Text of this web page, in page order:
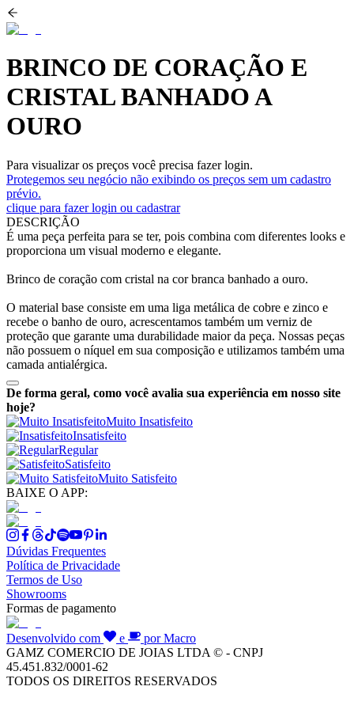
BRINCO DE CORAÇÃO E
CRISTAL BANHADO A
OURO
Para visualizar os preços você precisa fazer login.
Protegemos seu negócio não exibindo os preços sem um cadastro
prévio.
clique para fazer login ou cadastrar
DESCRIÇÃO
É uma peça perfeita para se ter, pois combina com diferentes looks e
proporciona um visual moderno e elegante.
Brinco de coração com cristal na cor branca banhado a ouro.
O material base consiste em uma liga metálica de cobre e zinco e
recebe o banho de ouro, acrescentamos também um verniz de
proteção que garante uma durabilidade maior da peça. Nossas peças
não possuem o níquel em sua composição e utilizamos também uma
camada antialérgica.
De forma geral, como você avalia sua experiência em nosso site
hoje?
Muito Insatisfeito
Insatisfeito
Regular
Satisfeito
Muito Satisfeito
BAIXE O APP:
Dúvidas Frequentes
Política de Privacidade
Termos de Uso
Showrooms
Formas de pagamento
Desenvolvido com e
por Macro
GAMZ COMERCIO DE JOIAS LTDA © - CNPJ
45.451.832/0001-62
TODOS OS DIREITOS RESERVADOS